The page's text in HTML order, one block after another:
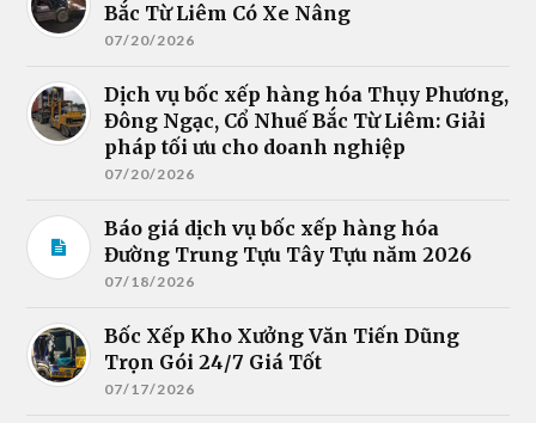
Bắc Từ Liêm Có Xe Nâng
07/20/2026
Dịch vụ bốc xếp hàng hóa Thụy Phương,
Đông Ngạc, Cổ Nhuế Bắc Từ Liêm: Giải
pháp tối ưu cho doanh nghiệp
07/20/2026
Báo giá dịch vụ bốc xếp hàng hóa
Đường Trung Tựu Tây Tựu năm 2026
07/18/2026
Bốc Xếp Kho Xưởng Văn Tiến Dũng
Trọn Gói 24/7 Giá Tốt
07/17/2026